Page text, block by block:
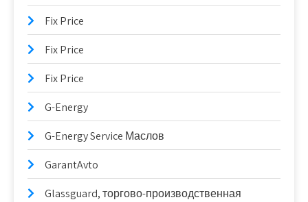
Fix Price
Fix Price
Fix Price
G-Energy
G-Energy Service Маслов
GarantAvto
Glassguard, торгово-производственная